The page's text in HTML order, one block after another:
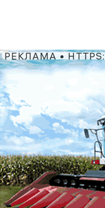
РЕКЛАМА •